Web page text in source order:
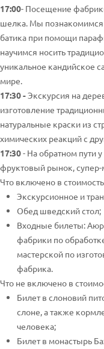
17:00- Посещение
шелка. Мы познакомимся
батика при помощи
научимся носить
уникальное кандийское
мире.
17:30 -Экскурсия на
изготовление
натуральные краски из
химических реакций с
17:30- На обратном пути
фруктовый рынок, супер-
Что включено в стоимость
Экскурсионное и
Обед шведский стол;
Входные билеты:
фабрики по
мастерской по
фабрика.
Что не включено в
Билет в слоновий
слоне, а также
человека;
Билет в монастырь